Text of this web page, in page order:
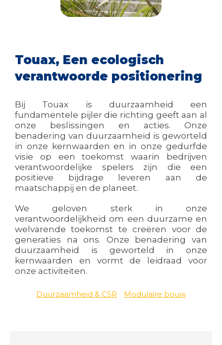
Touax, Een ecologisch
verantwoorde positionering
Bij Touax is duurzaamheid een
fundamentele pijler die richting geeft aan al
onze beslissingen en acties. Onze
benadering van duurzaamheid is geworteld
in onze kernwaarden en in onze gedurfde
visie op een toekomst waarin bedrijven
verantwoordelijke spelers zijn die een
positieve bijdrage leveren aan de
maatschappij en de planeet.
We geloven sterk in onze
verantwoordelijkheid om een duurzame en
welvarende toekomst te creëren voor de
generaties na ons. Onze benadering van
duurzaamheid is geworteld in onze
kernwaarden en vormt de leidraad voor
onze activiteiten.
Duurzaamheid & CSR Modulaire bouw